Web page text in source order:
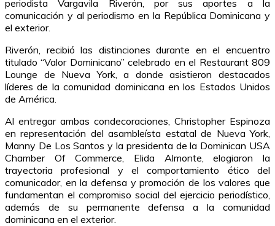
periodista Vargavila Riverón, por sus aportes a la
comunicación y al periodismo en la República Dominicana y
el exterior.
Riverón, recibió las distinciones durante en el encuentro
titulado “Valor Dominicano” celebrado en el Restaurant 809
Lounge de Nueva York, a donde asistieron destacados
líderes de la comunidad dominicana en los Estados Unidos
de América.
Al entregar ambas condecoraciones, Christopher Espinoza
en representación del asambleísta estatal de Nueva York,
Manny De Los Santos y la presidenta de la Dominican USA
Chamber Of Commerce, Elida Almonte, elogiaron la
trayectoria profesional y el comportamiento ético del
comunicador, en la defensa y promoción de los valores que
fundamentan el compromiso social del ejercicio periodístico,
además de su permanente defensa a la comunidad
dominicana en el exterior.